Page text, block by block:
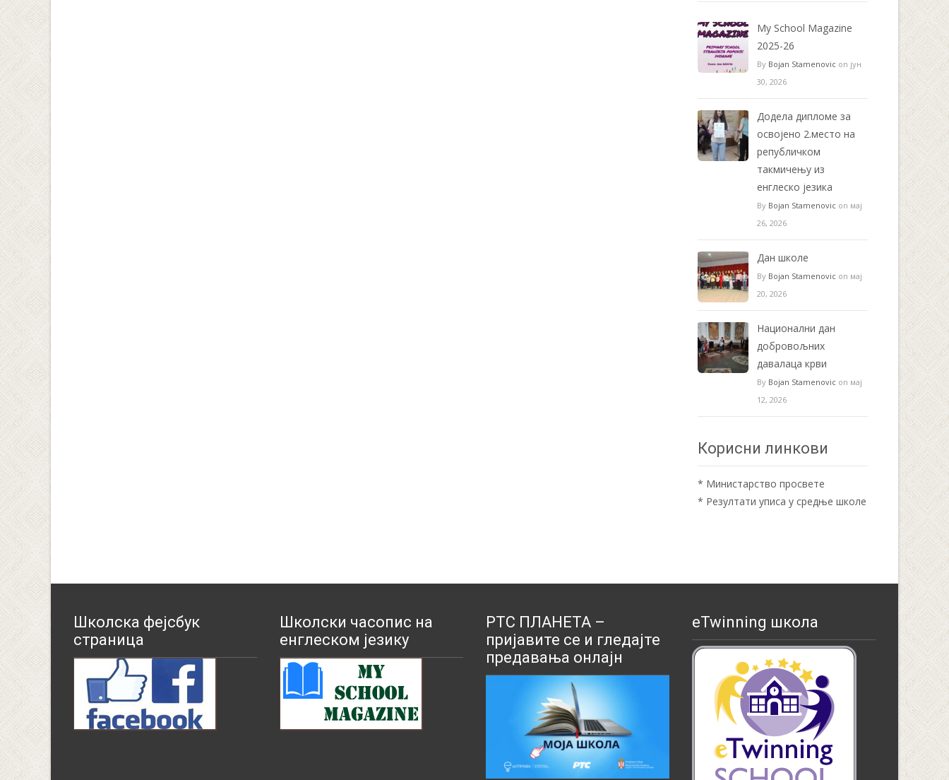
My School Magazine
2025-26
By Bojan Stamenovic on јун
30, 2026
Додела дипломе за
освојено 2.место на
републичком
такмичењу из
енглеско језика
By Bojan Stamenovic on мај
26, 2026
Дан школе
By Bojan Stamenovic on мај
20, 2026
Национални дан
добровољних
давалаца крви
By Bojan Stamenovic on мај
12, 2026
Корисни линкови
* Министарство просвете
* Резултати уписа у средње школе
Школска фејсбук
страница
Школски часопис на
енглеском језику
РТС ПЛАНЕТА –
пријавите се и гледајте
предавања онлајн
eTwinning школа